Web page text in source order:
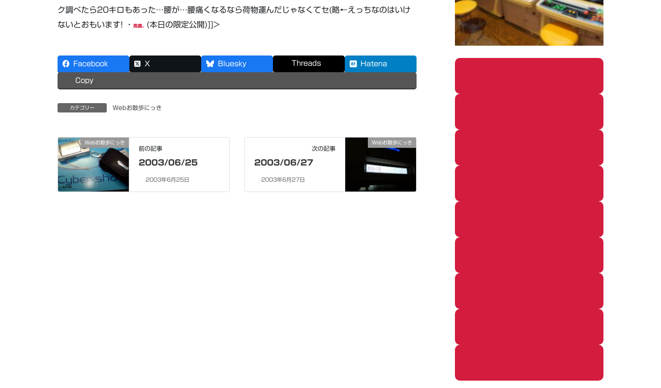
ク調べたら20キロもあった…腰が…腰痛くなるなら荷物運んだじゃなくてセ(略←えっちなのはいけ
ないとおもいます! ・
馬鹿。 (本日の限定公開)]]>
Facebook X Bluesky Threads Hatena
Copy
カテゴリー Webお散歩にっき
Webお散歩にっき
前の記事
2003/06/25
2003年6月25日
Webお散歩にっき
次の記事
2003/06/27
2003年6月27日